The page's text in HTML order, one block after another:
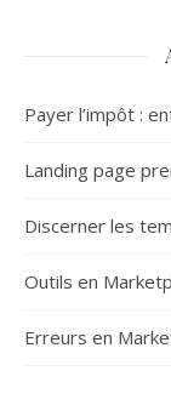
Payer l’impôt :
Landing page
Discerner les
Outils en
Erreurs en